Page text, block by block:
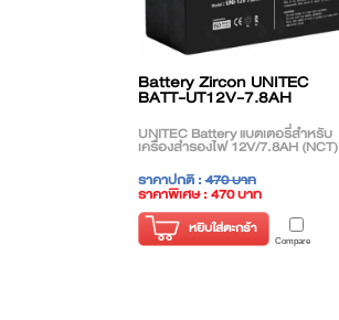
Battery Zircon UNITEC
BATT-UT12V-7.8AH
UNITEC Battery แบตเตอรี่สำหรับ
เครื่องสำรองไฟ 12V/7.8AH (NCT)
ราคาปกติ :470 บาท
ราคาพิเศษ : 470 บาท
( ราคาไม่รวมภาษี )
หยิบใส่ตะกร้า
Compare